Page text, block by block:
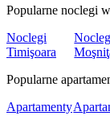
Popularne noclegi
Noclegi
Timişoara
Popularne
Apartamenty